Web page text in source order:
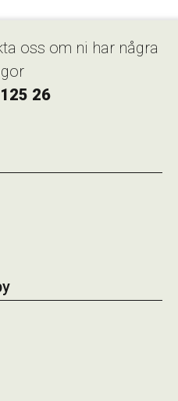
oss om ni har några
26